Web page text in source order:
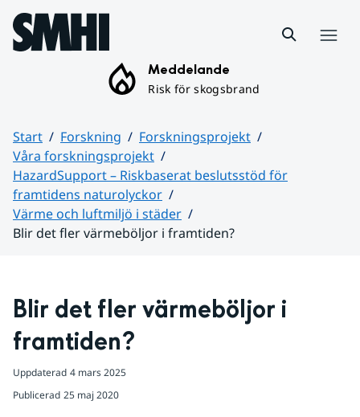
Hoppa till sidans innehåll
Meddelande
Risk för skogsbrand
Start Forskning
Forskningsprojekt
Våra forskningsprojekt
HazardSupport – Riskbaserat beslutsstöd för
framtidens naturolyckor
Värme och luftmiljö i städer
Blir det fler värmeböljor i framtiden?
Blir det fler värmeböljor i
framtiden?
Uppdaterad 4 mars 2025
Publicerad 25 maj 2020